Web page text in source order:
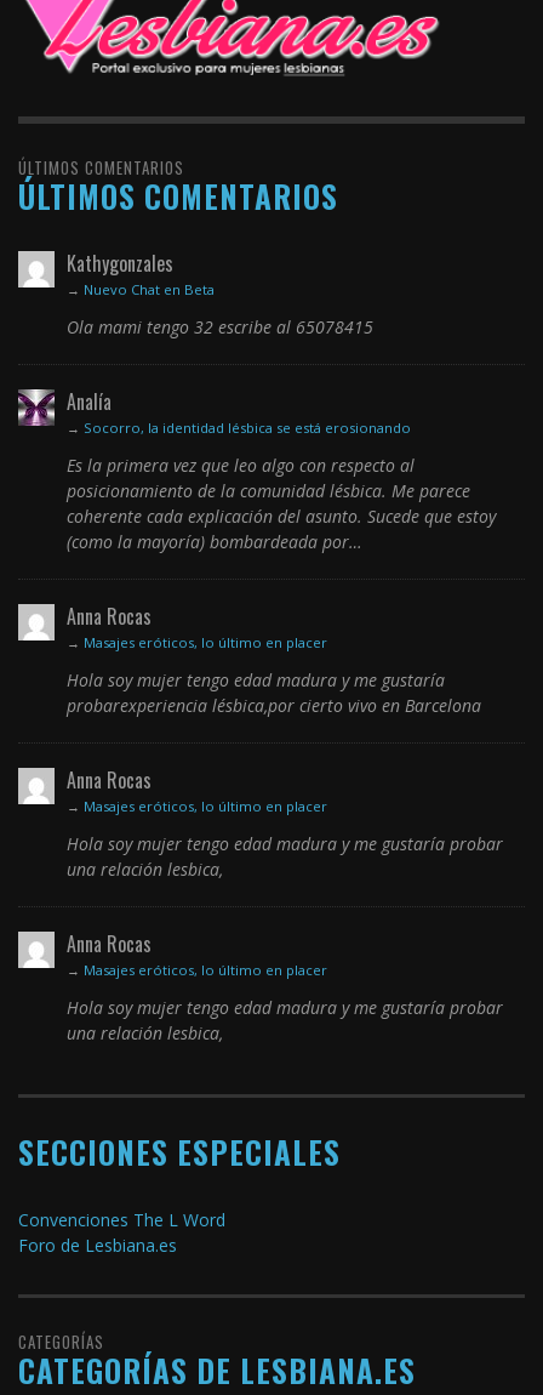
ÚLTIMOS COMENTARIOS
ÚLTIMOS COMENTARIOS
Kathygonzales
→ Nuevo Chat en Beta
Ola mami tengo 32 escribe al 65078415
Analía
→ Socorro, la identidad lésbica se está erosionando
Es la primera vez que leo algo con respecto al
posicionamiento de la comunidad lésbica. Me parece
coherente cada explicación del asunto. Sucede que estoy
(como la mayoría) bombardeada por…
Anna Rocas
→ Masajes eróticos, lo último en placer
Hola soy mujer tengo edad madura y me gustaría
probarexperiencia lésbica,por cierto vivo en Barcelona
Anna Rocas
→ Masajes eróticos, lo último en placer
Hola soy mujer tengo edad madura y me gustaría probar
una relación lesbica,
Anna Rocas
→ Masajes eróticos, lo último en placer
Hola soy mujer tengo edad madura y me gustaría probar
una relación lesbica,
SECCIONES ESPECIALES
Convenciones The L Word
Foro de Lesbiana.es
CATEGORÍAS
CATEGORÍAS DE LESBIANA.ES